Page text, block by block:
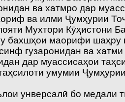
ва хатмро дар
ва илми Ҷумҳурии
Мухтори Кӯҳистони
бахшҳои маорифи шаҳру
гузаронидан ва
дар муассисаҳои
умумии
унверсалӣ бо медали